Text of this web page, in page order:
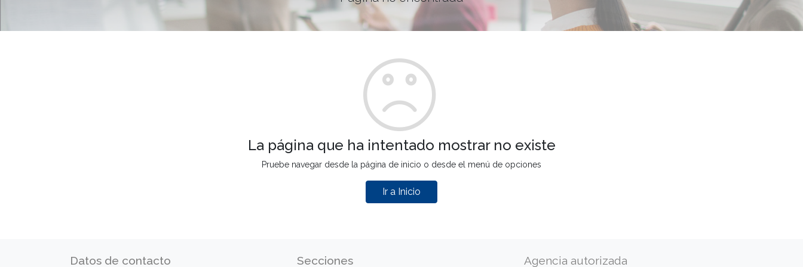
La página que ha intentado mostrar no existe
Pruebe navegar desde la página de inicio o desde el menú de opciones
Ir a Inicio
Datos de contacto Secciones Agencia autorizada